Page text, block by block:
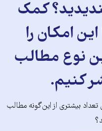
کمک
امکان را
نوع مطالب
کنیم.
بیشتری از این‌گونه مطالب